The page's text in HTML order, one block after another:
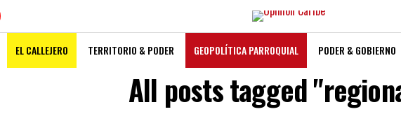
EL CALLEJERO TERRITORIO & PODER GEOPOLÍTICA PARROQUIAL PODER & GOBIERNO
All posts tagged